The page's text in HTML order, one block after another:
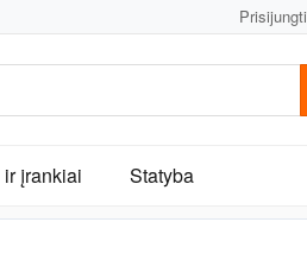
Prisijungti
įrankiai Statyba